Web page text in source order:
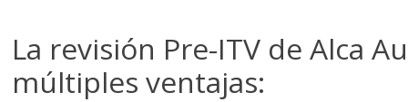
La revisión Pre-ITV de Alca
múltiples ventajas: